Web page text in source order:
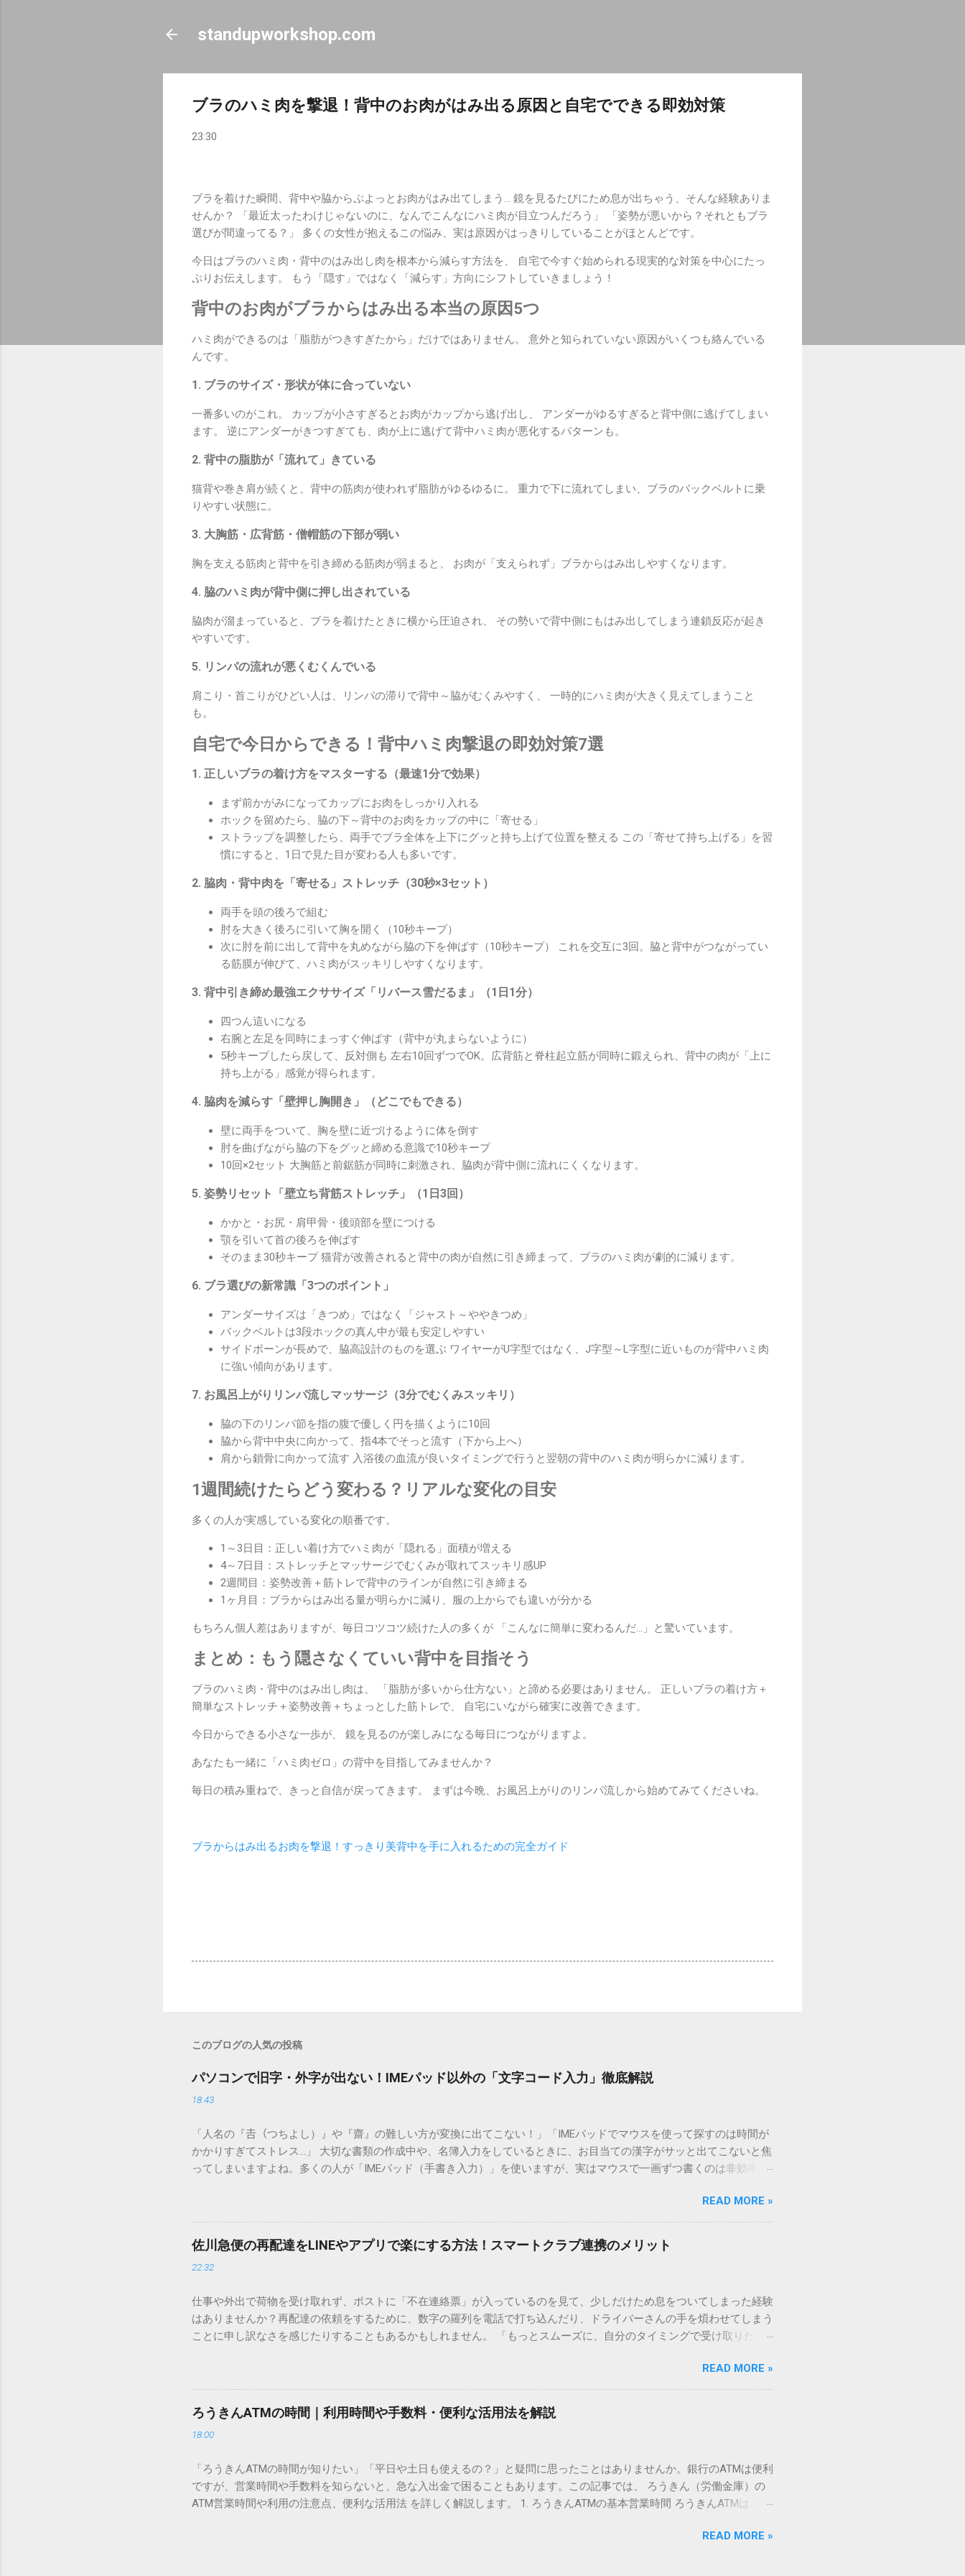
standupworkshop.com
ブラのハミ肉を撃退！背中のお肉がはみ出る原因と自宅でできる即効対策
23:30
ブラを着けた瞬間、背中や脇からぷよっとお肉がはみ出てしまう… 鏡を見るたびにため息が出ちゃう、そんな経験ありま
せんか？ 「最近太ったわけじゃないのに、なんでこんなにハミ肉が目立つんだろう」 「姿勢が悪いから？それともブラ
選びが間違ってる？」 多くの女性が抱えるこの悩み、実は原因がはっきりしていることがほとんどです。
今日はブラのハミ肉・背中のはみ出し肉を根本から減らす方法を、 自宅で今すぐ始められる現実的な対策を中心にたっ
ぷりお伝えします。 もう「隠す」ではなく「減らす」方向にシフトしていきましょう！
背中のお肉がブラからはみ出る本当の原因5つ
ハミ肉ができるのは「脂肪がつきすぎたから」だけではありません。 意外と知られていない原因がいくつも絡んでいる
んです。
1. ブラのサイズ・形状が体に合っていない
一番多いのがこれ。 カップが小さすぎるとお肉がカップから逃げ出し、 アンダーがゆるすぎると背中側に逃げてしまい
ます。 逆にアンダーがきつすぎても、肉が上に逃げて背中ハミ肉が悪化するパターンも。
2. 背中の脂肪が「流れて」きている
猫背や巻き肩が続くと、背中の筋肉が使われず脂肪がゆるゆるに。 重力で下に流れてしまい、ブラのバックベルトに乗
りやすい状態に。
3. 大胸筋・広背筋・僧帽筋の下部が弱い
胸を支える筋肉と背中を引き締める筋肉が弱まると、 お肉が「支えられず」ブラからはみ出しやすくなります。
4. 脇のハミ肉が背中側に押し出されている
脇肉が溜まっていると、ブラを着けたときに横から圧迫され、 その勢いで背中側にもはみ出してしまう連鎖反応が起き
やすいです。
5. リンパの流れが悪くむくんでいる
肩こり・首こりがひどい人は、リンパの滞りで背中～脇がむくみやすく、 一時的にハミ肉が大きく見えてしまうこと
も。
自宅で今日からできる！背中ハミ肉撃退の即効対策7選
1. 正しいブラの着け方をマスターする（最速1分で効果）
まず前かがみになってカップにお肉をしっかり入れる
ホックを留めたら、脇の下～背中のお肉をカップの中に「寄せる」
ストラップを調整したら、両手でブラ全体を上下にグッと持ち上げて位置を整える この「寄せて持ち上げる」を習
慣にすると、1日で見た目が変わる人も多いです。
2. 脇肉・背中肉を「寄せる」ストレッチ（30秒×3セット）
両手を頭の後ろで組む
肘を大きく後ろに引いて胸を開く（10秒キープ）
次に肘を前に出して背中を丸めながら脇の下を伸ばす（10秒キープ） これを交互に3回。脇と背中がつながってい
る筋膜が伸びて、ハミ肉がスッキリしやすくなります。
3. 背中引き締め最強エクササイズ「リバース雪だるま」（1日1分）
四つん這いになる
右腕と左足を同時にまっすぐ伸ばす（背中が丸まらないように）
5秒キープしたら戻して、反対側も 左右10回ずつでOK。広背筋と脊柱起立筋が同時に鍛えられ、背中の肉が「上に
持ち上がる」感覚が得られます。
4. 脇肉を減らす「壁押し胸開き」（どこでもできる）
壁に両手をついて、胸を壁に近づけるように体を倒す
肘を曲げながら脇の下をグッと締める意識で10秒キープ
10回×2セット 大胸筋と前鋸筋が同時に刺激され、脇肉が背中側に流れにくくなります。
5. 姿勢リセット「壁立ち背筋ストレッチ」（1日3回）
かかと・お尻・肩甲骨・後頭部を壁につける
顎を引いて首の後ろを伸ばす
そのまま30秒キープ 猫背が改善されると背中の肉が自然に引き締まって、ブラのハミ肉が劇的に減ります。
6. ブラ選びの新常識「3つのポイント」
アンダーサイズは「きつめ」ではなく「ジャスト～ややきつめ」
バックベルトは3段ホックの真ん中が最も安定しやすい
サイドボーンが長めで、脇高設計のものを選ぶ ワイヤーがU字型ではなく、J字型～L字型に近いものが背中ハミ肉
に強い傾向があります。
7. お風呂上がりリンパ流しマッサージ（3分でむくみスッキリ）
脇の下のリンパ節を指の腹で優しく円を描くように10回
脇から背中中央に向かって、指4本でそっと流す（下から上へ）
肩から鎖骨に向かって流す 入浴後の血流が良いタイミングで行うと翌朝の背中のハミ肉が明らかに減ります。
1週間続けたらどう変わる？リアルな変化の目安
多くの人が実感している変化の順番です。
1～3日目：正しい着け方でハミ肉が「隠れる」面積が増える
4～7日目：ストレッチとマッサージでむくみが取れてスッキリ感UP
2週間目：姿勢改善＋筋トレで背中のラインが自然に引き締まる
1ヶ月目：ブラからはみ出る量が明らかに減り、服の上からでも違いが分かる
もちろん個人差はありますが、毎日コツコツ続けた人の多くが 「こんなに簡単に変わるんだ…」と驚いています。
まとめ：もう隠さなくていい背中を目指そう
ブラのハミ肉・背中のはみ出し肉は、 「脂肪が多いから仕方ない」と諦める必要はありません。 正しいブラの着け方＋
簡単なストレッチ＋姿勢改善＋ちょっとした筋トレで、 自宅にいながら確実に改善できます。
今日からできる小さな一歩が、 鏡を見るのが楽しみになる毎日につながりますよ。
あなたも一緒に「ハミ肉ゼロ」の背中を目指してみませんか？
毎日の積み重ねで、きっと自信が戻ってきます。 まずは今晩、お風呂上がりのリンパ流しから始めてみてくださいね。
ブラからはみ出るお肉を撃退！すっきり美背中を手に入れるための完全ガイド
このブログの人気の投稿
パソコンで旧字・外字が出ない！IMEパッド以外の「文字コード入力」徹底解説
18:43
「人名の『𠮷（つちよし）』や『齋』の難しい方が変換に出てこない！」「IMEパッドでマウスを使って探すのは時間が
かかりすぎてストレス…」 大切な書類の作成中や、名簿入力をしているときに、お目当ての漢字がサッと出てこないと焦
ってしまいますよね。多くの人が「IMEパッド（手書き入力）」を使いますが、実はマウスで一画ずつ書くのは非効率で
ードを打ち込むだけで一瞬で旧字や外字、特殊記号を呼び出す「文字コード入力」のテクニックを詳しく解説します。
この方法をマスターすれば、もう難しい漢字の入力で手を止める必要はありません。 1. なぜ「変換」しても旧字・外字
が出てこないのか？ そもそも、なぜ普通の変換で出てこない漢字があるのでしょうか。その理由は、パソコンが文字を
認識する仕組みにあります。 日本のパソコンで一般的に使われる漢字は、JIS規格（日本産業規格）によって「第1水
準」「第2水準」といった形で整理されています。しかし、人名や地名に使われる非常に古い漢字（旧字）や、特定の組
「Unicode（ユニコード）」や「JISコード」といった 文字コード です。パソコン上のすべての文字には、いわば「住
所」のような番号が割り振られています。変換候補に出ない文字でも、この住所（コード）を直接指定すれば、確実に呼
び出すことができるのです。 2. Windows標準機能！文字コードで漢字を出す「16進数入力」 最も汎用性が高く、特別な
できます。 具体的な手順（Unicode入力） 入力したい文字の「Unicode（例：20BB7）」を把握する。 入力モードを「半
角」にする（※重要）。 **「20BB7」**と入力する。 直後にキーボードの**[Alt]キーを押しながら[X]キー**を押す。 入
力した数字が、一瞬で対応する漢字（例：𠮷）に変換されます。 注記： この方法は、特にMicrosoft Wordで非常に強力
READ MORE »
佐川急便の再配達をLINEやアプリで楽にする方法！スマートクラブ連携のメリット
22:32
仕事や外出で荷物を受け取れず、ポストに「不在連絡票」が入っているのを見て、少しだけため息をついてしまった経験
はありませんか？再配達の依頼をするために、数字の羅列を電話で打ち込んだり、ドライバーさんの手を煩わせてしまう
ことに申し訳なさを感じたりすることもあるかもしれません。 「もっとスムーズに、自分のタイミングで受け取りた
ビス「スマートクラブ」と、LINEや公式アプリの連携です。これらを活用するだけで、再配達のストレスは驚くほど軽く
なります。この記事では、忙しい毎日をサポートする便利な受け取り術と、連携による具体的なメリットを徹底解説しま
す。 佐川急便の再配達が劇的に変わる「スマートクラブ」とは？ まず押さえておきたいのが、佐川急便の個人向け無料
会員サービス「スマートクラブ」です。これは、荷物の配送状況をリアルタイムで管理するための基盤となるサービスで
す。 以前はウェブサイトを開いてログインする手間がありましたが、現在はLINEやアプリと紐付けることで、その利便
じめ配達時間を変更するといった先回りの対応が可能になります。 LINE連携で「不在連絡票」とおさらばできる理由 日
本国内で最も利用されているコミュニケーションアプリ「LINE」を佐川急便と連携させると、荷物の受け取り体験が一変
します。 1. トーク画面からワンタップで依頼 不在連絡票に記載されたQRコードを読み取る手間すら、過去のものになり
接届きます。そのまま画面上のボタンをタップするだけで、希望の日時や場所を指定して再配達を依頼できます。 2. 24
READ MORE »
ろうきんATMの時間｜利用時間や手数料・便利な活用法を解説
18:00
「ろうきんATMの時間が知りたい」「平日や土日も使えるの？」と疑問に思ったことはありませんか。銀行のATMは便利
ですが、営業時間や手数料を知らないと、急な入出金で困ることもあります。この記事では、 ろうきん（労働金庫）の
ATM営業時間や利用の注意点、便利な活用法 を詳しく解説します。 1. ろうきんATMの基本営業時間 ろうきんATMは、利
日：休止（※一部店舗では土曜日のみ利用可能） 店舗内ATMは、銀行窓口と同じ営業時間で利用でき、 窓口での対応も
READ MORE »